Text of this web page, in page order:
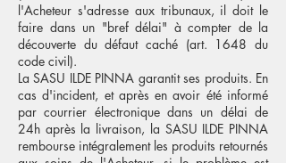
l'Acheteur s'adresse aux tribunaux, il doit le
faire dans un "bref délai" à compter de la
découverte du défaut caché (art. 1648 du
code civil).
La SASU ILDE PINNA garantit ses produits. En
cas d'incident, et après en avoir été informé
par courrier électronique dans un délai de
24h après la livraison, la SASU ILDE PINNA
rembourse intégralement les produits retournés